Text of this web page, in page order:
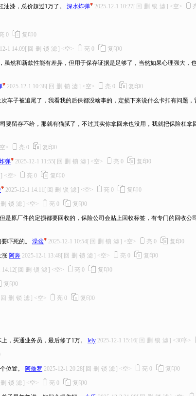
漆，总价超过1万了。 深水炸弹 2025-12-1 10:27[ 回 删 锁 滤 ] <空>
0 复印0
1 14:09[ 回 删 锁 滤 ] <空> 亮 0 复印0
然和新款性能有差异，但用于保存证据是足够了，当然如果心理强大，
2025-12-1 10:38[ 回 删 锁 滤 ] <空> 亮 0 复印0
车子被追尾了，我看我的后保都没啥事的，定损下来说什么卡扣有问题
留存不给，那就有猫腻了，不过其实你拿回来也没用，我就把保险杠拿
> 亮 0 复印0
弹 2025-12-1 11:55[ 回 删 锁 滤 ] <空> 亮 0 复印0
] <空> 亮 0 复印0
2025-12-1 14:11 [ 回 删 锁 滤 ] <空> 亮 0 复印0
删 锁 滤 ] <空> 亮 0 复印0
是原厂件的定损都要回收的，保险公司会贴上回收标签，有专门的回收
吓死的。 澡盆 2025-12-1 10:54[ 回 删 锁 滤 ] <空> 亮 0 复印0
涨 阿奔 2025-12-1 13:48[ 回 删 锁 滤 ] <空> 亮 0 复印0
14:12 [ 回 删 锁 滤 ] <空> 亮 0 复印0
复印0
回 删 锁 滤 ] <空> 亮 0 复印0
，买通业务员，最后修了1万。 lely 2025-12-1 15:16[ 回 删 锁 滤 ] <30字>
位置。 阿修罗 2025-12-1 20:28[ 回 删 锁 滤 ] <空> 亮 0 复印0
删 锁 滤 ] <空> 亮 0 复印0